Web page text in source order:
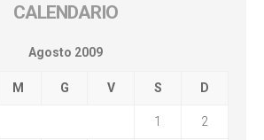
CALENDARIO
Agosto 2009
M G V S D
1 2